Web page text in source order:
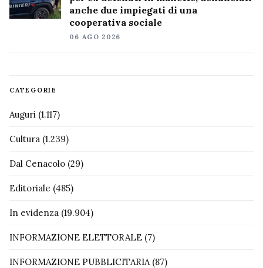
anche due impiegati di una
cooperativa sociale
06 AGO 2026
CATEGORIE
Auguri (1.117)
Cultura (1.239)
Dal Cenacolo (29)
Editoriale (485)
In evidenza (19.904)
INFORMAZIONE ELETTORALE (7)
INFORMAZIONE PUBBLICITARIA(87)